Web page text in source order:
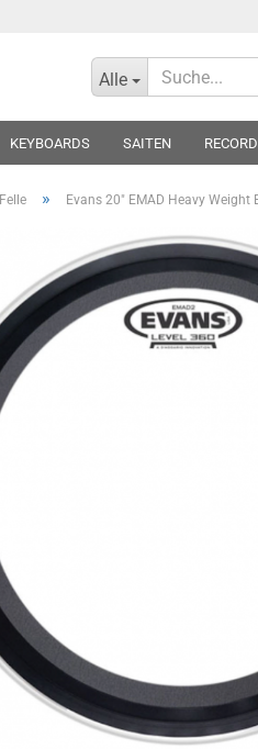
Alle
KEYBOARDS SAITEN
Felle » Evans 20" EMAD Heavy Weight